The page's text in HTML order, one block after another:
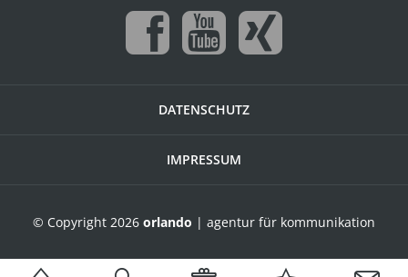
DATENSCHUTZ
IMPRESSUM
© Copyright 2026 orlando | agentur für kommunikation